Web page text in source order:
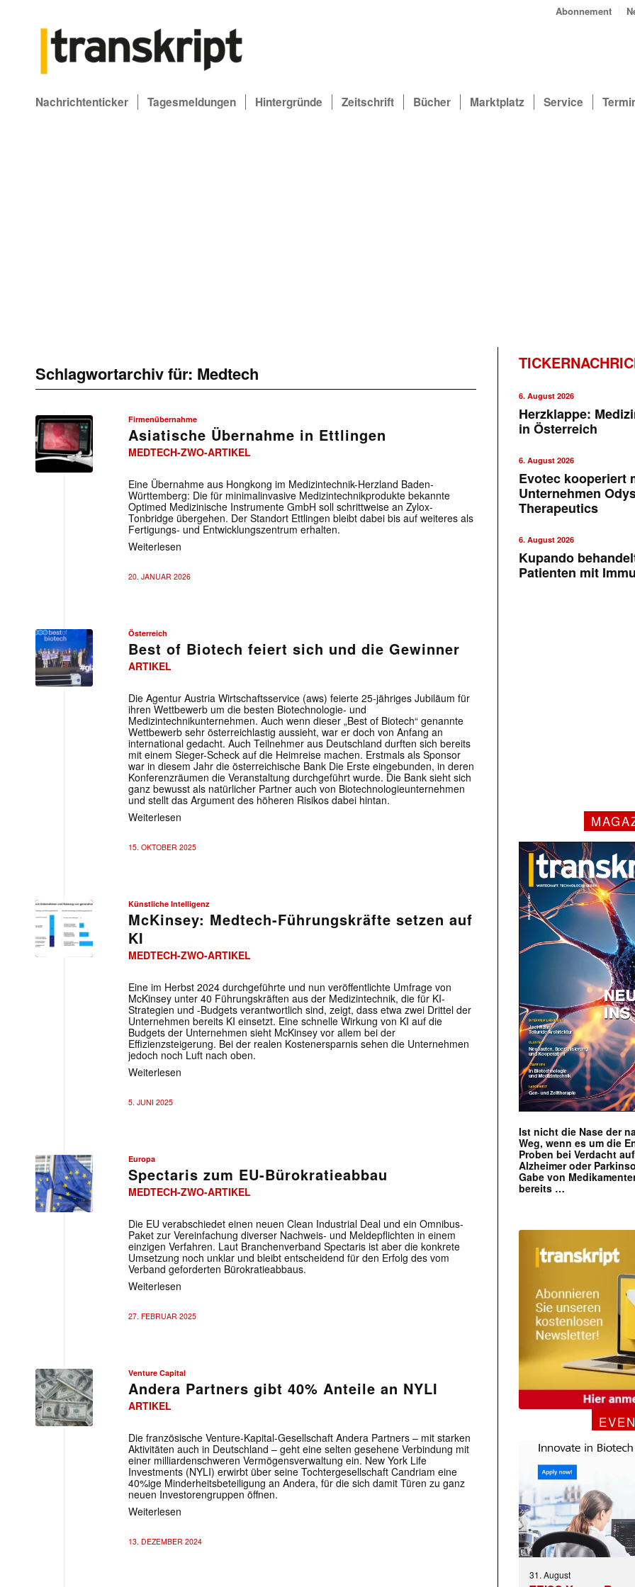
Abonnement
Nachrichtenticker Tagesmeldungen Hintergründe Zeitschrift Bücher Marktplatz Service
Schlagwortarchiv für: Medtech
Firmenübernahme
Asiatische Übernahme in Ettlingen
MEDTECH-ZWO-ARTIKEL
Eine Übernahme aus Hongkong im Medizintechnik-Herzland Baden-
Württemberg: Die für minimalinvasive Medizintechnikprodukte bekannte
Optimed Medizinische Instrumente GmbH soll schrittweise an Zylox-
Tonbridge übergehen. Der Standort Ettlingen bleibt dabei bis auf weiteres als
Fertigungs- und Entwicklungszentrum erhalten.
Weiterlesen
20. JANUAR 2026
Österreich
Best of Biotech feiert sich und die Gewinner
ARTIKEL
Die Agentur Austria Wirtschaftsservice (aws) feierte 25-jähriges Jubiläum für
ihren Wettbewerb um die besten Biotechnologie- und
Medizintechnikunternehmen. Auch wenn dieser „Best of Biotech“ genannte
Wettbewerb sehr österreichlastig aussieht, war er doch von Anfang an
international gedacht. Auch Teilnehmer aus Deutschland durften sich bereits
mit einem Sieger-Scheck auf die Heimreise machen. Erstmals als Sponsor
war in diesem Jahr die österreichische Bank Die Erste eingebunden, in deren
Konferenzräumen die Veranstaltung durchgeführt wurde. Die Bank sieht sich
ganz bewusst als natürlicher Partner auch von Biotechnologieunternehmen
und stellt das Argument des höheren Risikos dabei hintan.
Weiterlesen
15. OKTOBER 2025
Künstliche Intelligenz
McKinsey: Medtech-Führungskräfte setzen auf
KI
MEDTECH-ZWO-ARTIKEL
Eine im Herbst 2024 durchgeführte und nun veröffentlichte Umfrage von
McKinsey unter 40 Führungskräften aus der Medizintechnik, die für KI-
Strategien und -Budgets verantwortlich sind, zeigt, dass etwa zwei Drittel der
Unternehmen bereits KI einsetzt. Eine schnelle Wirkung von KI auf die
Budgets der Unternehmen sieht McKinsey vor allem bei der
Effizienzsteigerung. Bei der realen Kostenersparnis sehen die Unternehmen
jedoch noch Luft nach oben.
Weiterlesen
5. JUNI 2025
Europa
Spectaris zum EU-Bürokratieabbau
MEDTECH-ZWO-ARTIKEL
Die EU verabschiedet einen neuen Clean Industrial Deal und ein Omnibus-
Paket zur Vereinfachung diverser Nachweis- und Meldepflichten in einem
einzigen Verfahren. Laut Branchenverband Spectaris ist aber die konkrete
Umsetzung noch unklar und bleibt entscheidend für den Erfolg des vom
Verband geforderten Bürokratieabbaus.
Weiterlesen
27. FEBRUAR 2025
Venture Capital
Andera Partners gibt 40% Anteile an NYLI
ARTIKEL
Die französische Venture-Kapital-Gesellschaft Andera Partners – mit starken
Aktivitäten auch in Deutschland – geht eine selten gesehene Verbindung mit
einer milliardenschweren Vermögensverwaltung ein. New York Life
Investments (NYLI) erwirbt über seine Tochtergesellschaft Candriam eine
40%ige Minderheitsbeteiligung an Andera, für die sich damit Türen zu ganz
neuen Investorengruppen öffnen.
Weiterlesen
13. DEZEMBER 2024
6. August 2026
Herzklappe:
in Österreich
6. August 2026
Evotec kooperiert
Unternehmen
Therapeutics
6. August 2026
Kupando
Patienten mit
Ist nicht die Nase der
Weg, wenn es um die
Proben bei Verdacht
Alzheimer oder
Gabe von
bereits …
31. August